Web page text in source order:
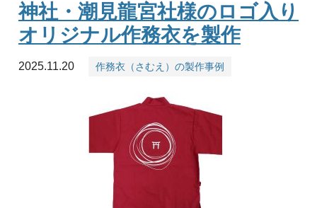
神社・潮見龍宮社様のロゴ入り
オリジナル作務衣を製作
2025.11.20 作務衣（さむえ）の製作事例